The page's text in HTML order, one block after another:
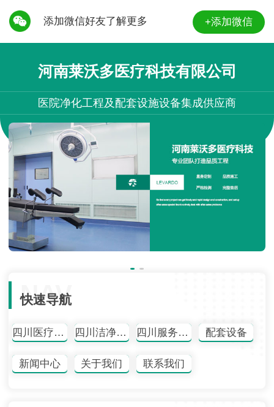
添加微信好友了解更多 +添加微信
河南莱沃多医疗科技有限公司
医院净化工程及配套设施设备集成供应商
NAV
快速导航
四川医疗净化工程 四川洁净度检测 四川服务项目 配套设备
新闻中心 关于我们 联系我们